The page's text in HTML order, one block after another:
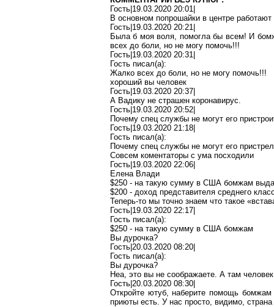
Гость|19.03.2020 20:01|
В основном попрошайки в центре
Гость|19.03.2020 20:21|
Была б моя воля, помогла бы всем! И
всех до боли, но не могу помочь!!!
Гость|19.03.2020 20:31|
Гость писал(a):
Жалко всех до боли, но не могу помочь!!!
хороший вы человек
Гость|19.03.2020 20:37|
А Вадику не страшен коронавирус.
Гость|19.03.2020 20:52|
Почему спец службы не могут его
Гость|19.03.2020 21:18|
Гость писал(a):
Почему спец службы не могут его
Совсем коментаторы с ума посходили
Гость|19.03.2020 22:06|
Елена Влади
$250 - на такую сумму в США бомжам
$200 - доход представителя среднего
Теперь-то мы точно знаем что такое
Гость|19.03.2020 22:17|
Гость писал(a):
$250 - на такую сумму в США бомжам
Вы дурочка?
Гость|20.03.2020 08:20|
Гость писал(a):
Вы дурочка?
Неа, это вы не соображаете. А там
Гость|20.03.2020 08:30|
Откройте ютуб, наберите помощь
приюты есть. У нас просто, видимо,